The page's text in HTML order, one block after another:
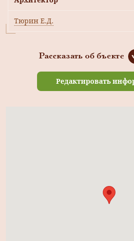
Тюрин Е.Д.
Рассказать об бъекте
Редактировать